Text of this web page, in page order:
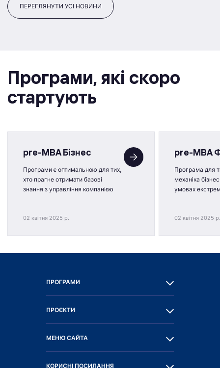
ПЕРЕГЛЯНУТИ УСІ НОВИНИ
Програми, якi скоро
стартують
pre-MBA Бізнес
Програми є оптимальною для тих,
хто прагне отримати базові
знання з управління компанією
02 квітня 2025 р.
pre-MBA
Програма для
механіка
умовах
02 квітня 2025 р.
ПРОГРАМИ
ПРОЄКТИ
МЕНЮ САЙТА
КОРИСНІ ПОСИЛАННЯ